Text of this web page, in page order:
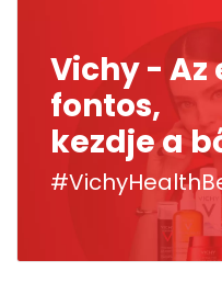
Vichy - Az
fontos,
kezdje a